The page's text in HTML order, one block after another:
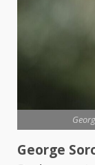
George